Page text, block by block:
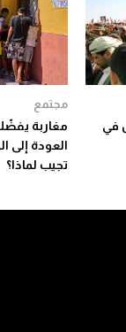
في
مجتمع
مغاربة
العودة إلى
تجيب لماذا؟